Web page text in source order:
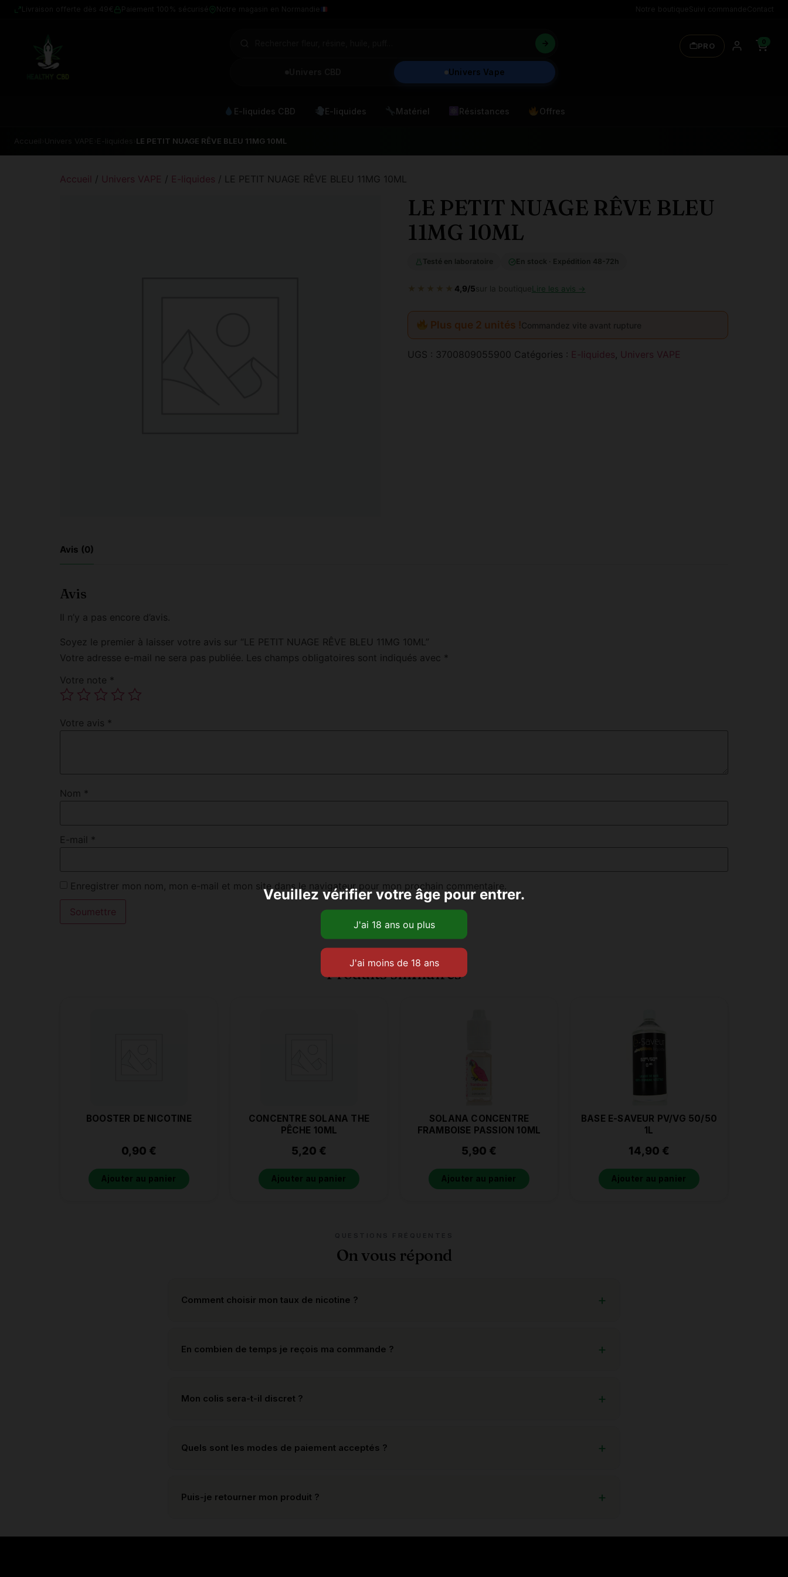
Univers Vape
PRO 0
E-liquides CBD E-liquides Matériel Résistances Offres
LE PETIT NUAGE RÊVE BLEU 11MG 10ML
Accueil / Univers VAPE / E-liquides / LE PETIT NUAGE RÊVE BLEU 11MG 10ML
LE PETIT NUAGE RÊVE BLEU
11MG 10ML
Testé en laboratoire En stock · Expédition 48-72h
★★★★★ 4,9/5sur la boutiqueLire les avis →
Plus que 2 unités !Commandez vite avant rupture
UGS : 3700809055900 Catégories : E-liquides, Univers VAPE
Avis (0)
Avis
Il n’y a pas encore d’avis.
Soyez le premier à laisser votre avis sur “LE PETIT NUAGE RÊVE BLEU 11MG 10ML”
Votre adresse e-mail ne sera pas publiée. Les champs obligatoires sont indiqués avec *
Votre note *
Votre avis *
Nom *
E-mail *
Enregistrer mon nom, mon e-mail et mon site dans le navigateur pour mon prochain commentaire.
Produits similaires
BOOSTER DE NICOTINE
0,90 €
Ajouter au panier
CONCENTRE SOLANA THE
PÊCHE 10ML
5,20 €
Ajouter au panier
SOLANA CONCENTRE
FRAMBOISE PASSION 10ML
5,90 €
Ajouter au panier
BASE E-SAVEUR PV/VG 50/50
1L
14,90 €
Ajouter au panier
On vous répond
Comment choisir mon taux de nicotine ?
En combien de temps je reçois ma commande ?
Mon colis sera-t-il discret ?
Quels sont les modes de paiement acceptés ?
Puis-je retourner mon produit ?
Veuillez vérifier votre âge pour entrer.